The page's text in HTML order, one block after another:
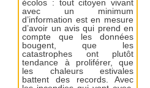
écolos : tout citoyen vivant
avec un minimum
d’information est en mesure
d’avoir un avis qui prend en
compte que les données
bougent, que les
catastrophes ont plutôt
tendance à proliférer, que
les chaleurs estivales
battent des records. Avec